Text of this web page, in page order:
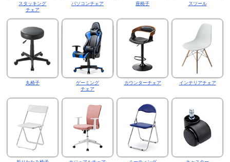
スタッキング
チェア
パソコンチェア 座椅子 スツール
丸椅子
ゲーミング
チェア
カウンターチェア インテリアチェア